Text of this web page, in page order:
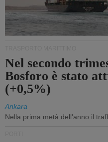
Nel secondo
Bosforo è stato
(+0,5%)
Ankara
Nella prima metà dell'anno il